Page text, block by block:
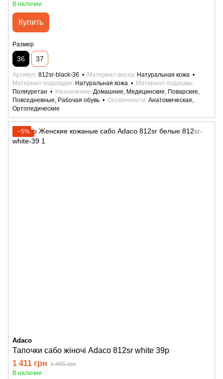
В наличии
Купить
Размер
36 37
Артикул 812sr-black-36 Материал верха Натуральная кожа
Материал подкладки
Натуральная кожа
Материал подошвы
Полиуретан
Назначение Домашние, Медицинские, Поварские,
Повседневные, Рабочая обувь
Особенности Анатомическая,
Ортопедические
−5%
Adaco
Тапочки сабо жіночі Adaco 812sr white 39р
1 411 грн 1 485 грн
В наличии